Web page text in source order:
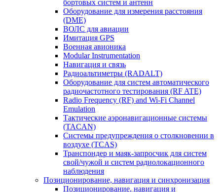
бортовых систем и антенн
Оборудование для измерения расстояния
(DME)
ВОЛС для авиации
Имитация GPS
Военная авионика
Modular Instrumentation
Навигация и связь
Радиоальтиметры (RADALT)
Оборудование для систем автоматического
радиочастотного тестирования (RF ATE)
Radio Frequency (RF) and Wi-Fi Channel
Emulation
Тактические аэронавигационные системы
(TACAN)
Системы предупреждения о столкновении в
воздухе (TCAS)
Транспондер и маяк-запросчик для систем
свой/чужой и систем радиолокационного
наблюдения
Позиционирование, навигация и синхронизация
Позиционирование, навигация и